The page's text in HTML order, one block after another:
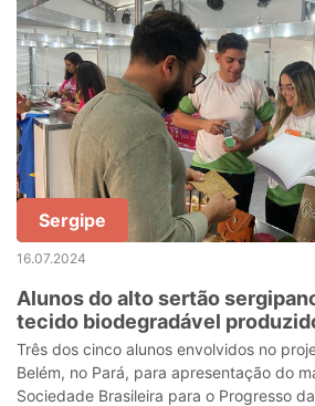
Sergipe
16.07.2024
Alunos do alto sertão
tecido biodegradável
forrageira
Três dos cinco alunos envolvidos no
Belém, no Pará, para apresentação do
Sociedade Brasileira para o Progresso